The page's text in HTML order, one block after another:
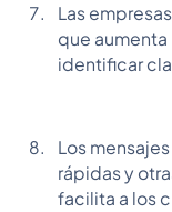
Las
que
identificar
Los
rápidas y
facilita a los